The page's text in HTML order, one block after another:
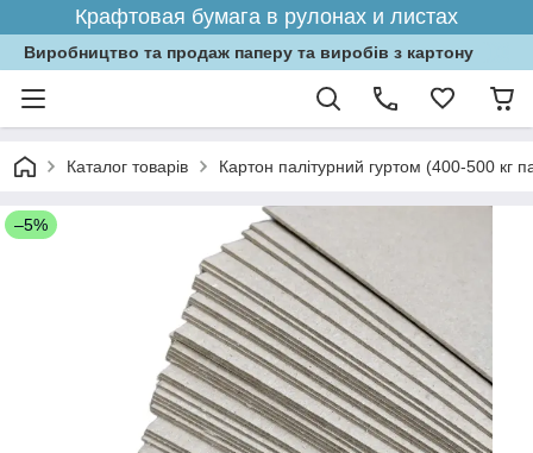
Крафтовая бумага в рулонах и листах
Виробництво та продаж паперу та виробів з картону
Каталог товарів Картон палітурний гуртом (400-500 кг
–5%